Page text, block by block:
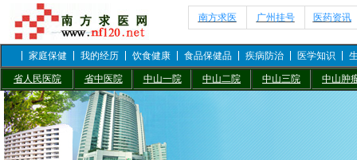
南方求医 广州挂号 医药资讯
家庭保健 我的经历 饮食健康 食品保健品 疾病防治 医学知识
省人民医院 省中医院 中山一院 中山二院 中山三院 中山肿